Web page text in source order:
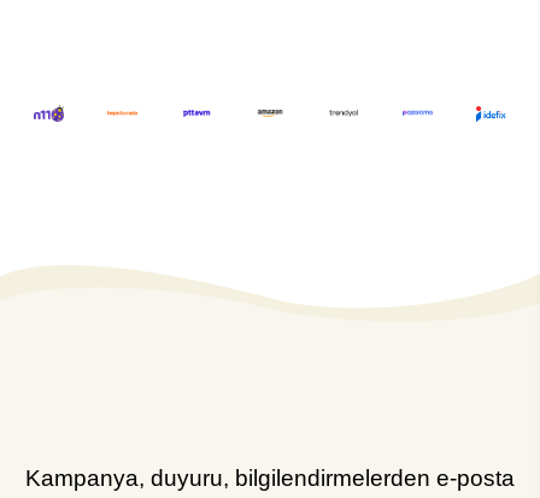
Kampanya, duyuru, bilgilendirmelerden e-posta